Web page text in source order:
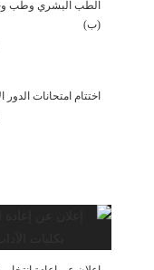
الطب البشري وطب
(ب)
اختتام امتحانات الدور